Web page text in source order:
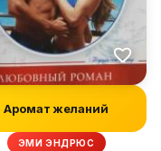
Аромат желаний
ЭМИ ЭНДРЮС